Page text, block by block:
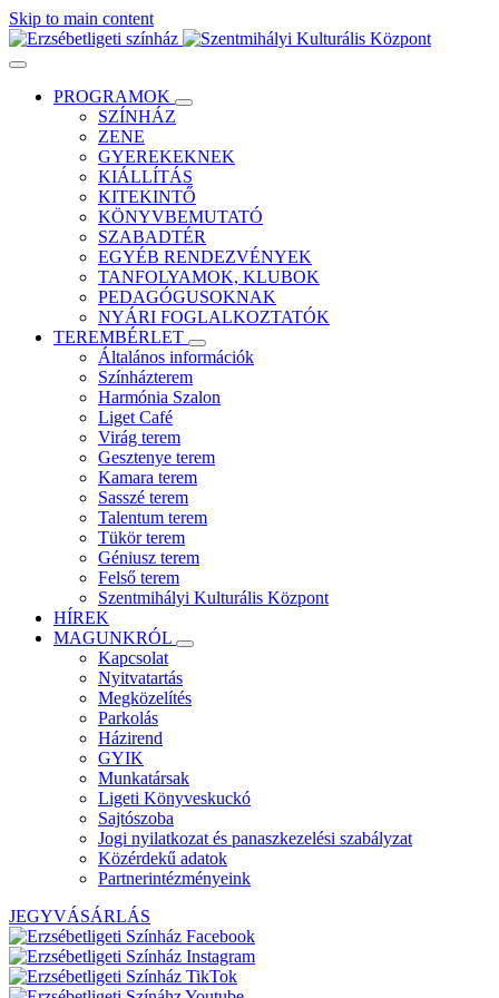
Skip to main content
PROGRAMOK
SZÍNHÁZ
ZENE
GYEREKEKNEK
KIÁLLÍTÁS
KITEKINTŐ
KÖNYVBEMUTATÓ
SZABADTÉR
EGYÉB RENDEZVÉNYEK
TANFOLYAMOK, KLUBOK
PEDAGÓGUSOKNAK
NYÁRI FOGLALKOZTATÓK
TEREMBÉRLET
Általános információk
Színházterem
Harmónia Szalon
Liget Café
Virág terem
Gesztenye terem
Kamara terem
Sasszé terem
Talentum terem
Tükör terem
Géniusz terem
Felső terem
Szentmihályi Kulturális Központ
HÍREK
MAGUNKRÓL
Kapcsolat
Nyitvatartás
Megközelítés
Parkolás
Házirend
GYIK
Munkatársak
Ligeti Könyveskuckó
Sajtószoba
Jogi nyilatkozat és panaszkezelési szabályzat
Közérdekű adatok
Partnerintézményeink
JEGYVÁSÁRLÁS